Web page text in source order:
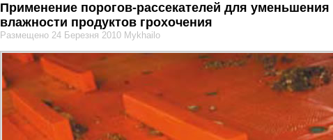
Применение порогов-рассекателей для уменьшения
влажности продуктов грохочения
Размещено 24 Березня 2010 Mykhailo